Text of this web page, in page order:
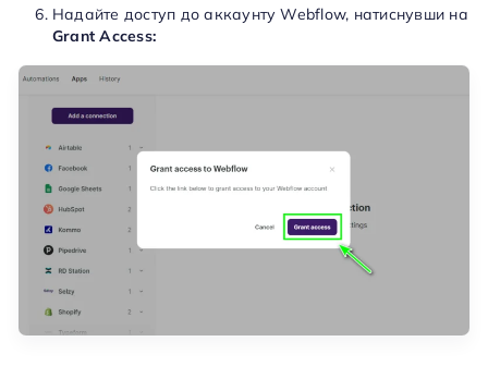
Надайте доступ до аккаунту Webflow, натиснувши на
Grant Access: